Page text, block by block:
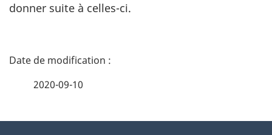
donner suite à celles-ci.
D
2020-09-10